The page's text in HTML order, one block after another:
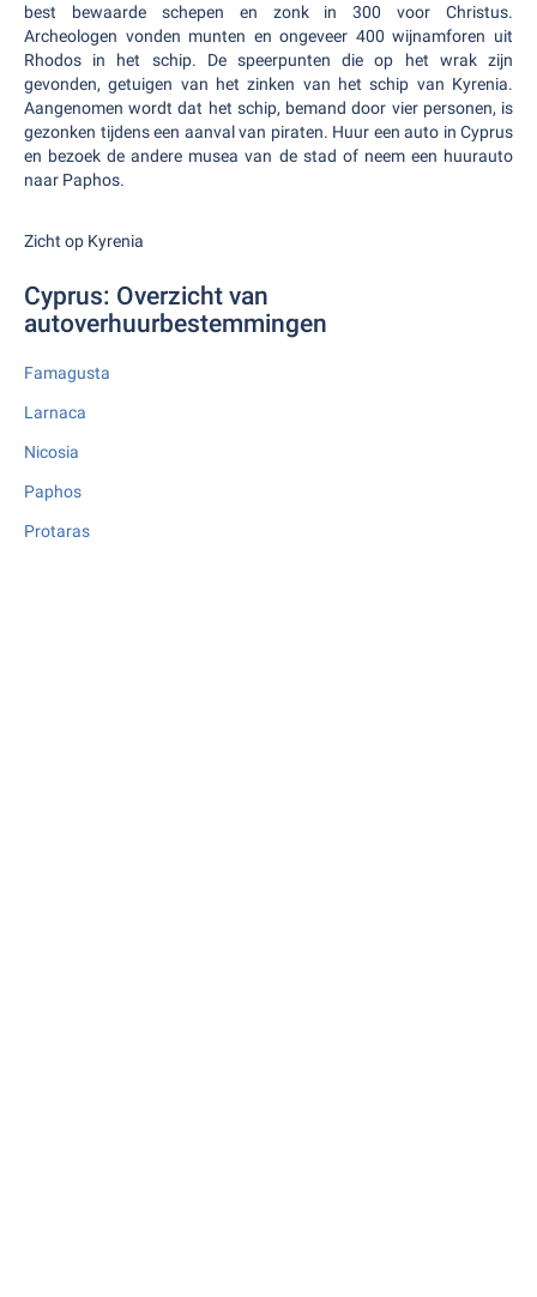
best bewaarde schepen en zonk in 300 voor Christus.
Archeologen vonden munten en ongeveer 400 wijnamforen uit
Rhodos in het schip. De speerpunten die op het wrak zijn
gevonden, getuigen van het zinken van het schip van Kyrenia.
Aangenomen wordt dat het schip, bemand door vier personen, is
gezonken tijdens een aanval van piraten. Huur een auto in Cyprus
en bezoek de andere musea van de stad of neem een huurauto
naar Paphos.
Zicht op Kyrenia
Cyprus: Overzicht van
autoverhuurbestemmingen
Famagusta
Larnaca
Nicosia
Paphos
Protaras